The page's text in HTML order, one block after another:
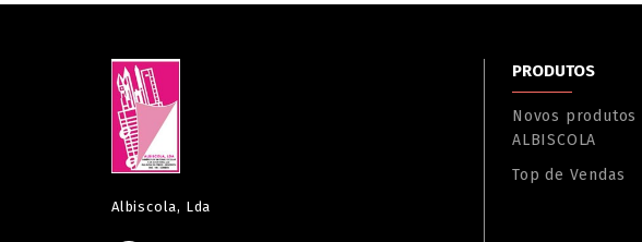
Albiscola, Lda
PRODUTOS
Novos produtos |
ALBISCOLA
Top de Vendas